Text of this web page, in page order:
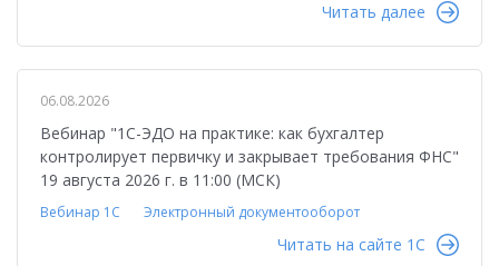
Читать далее
06.08.2026
Вебинар "1С-ЭДО на практике: как бухгалтер
контролирует первичку и закрывает требования ФНС"
19 августа 2026 г. в 11:00 (МСК)
Вебинар 1С Электронный документооборот
Читать на сайте 1C